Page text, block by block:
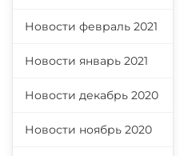
Новости февраль 2021
Новости январь 2021
Новости декабрь 2020
Новости ноябрь 2020